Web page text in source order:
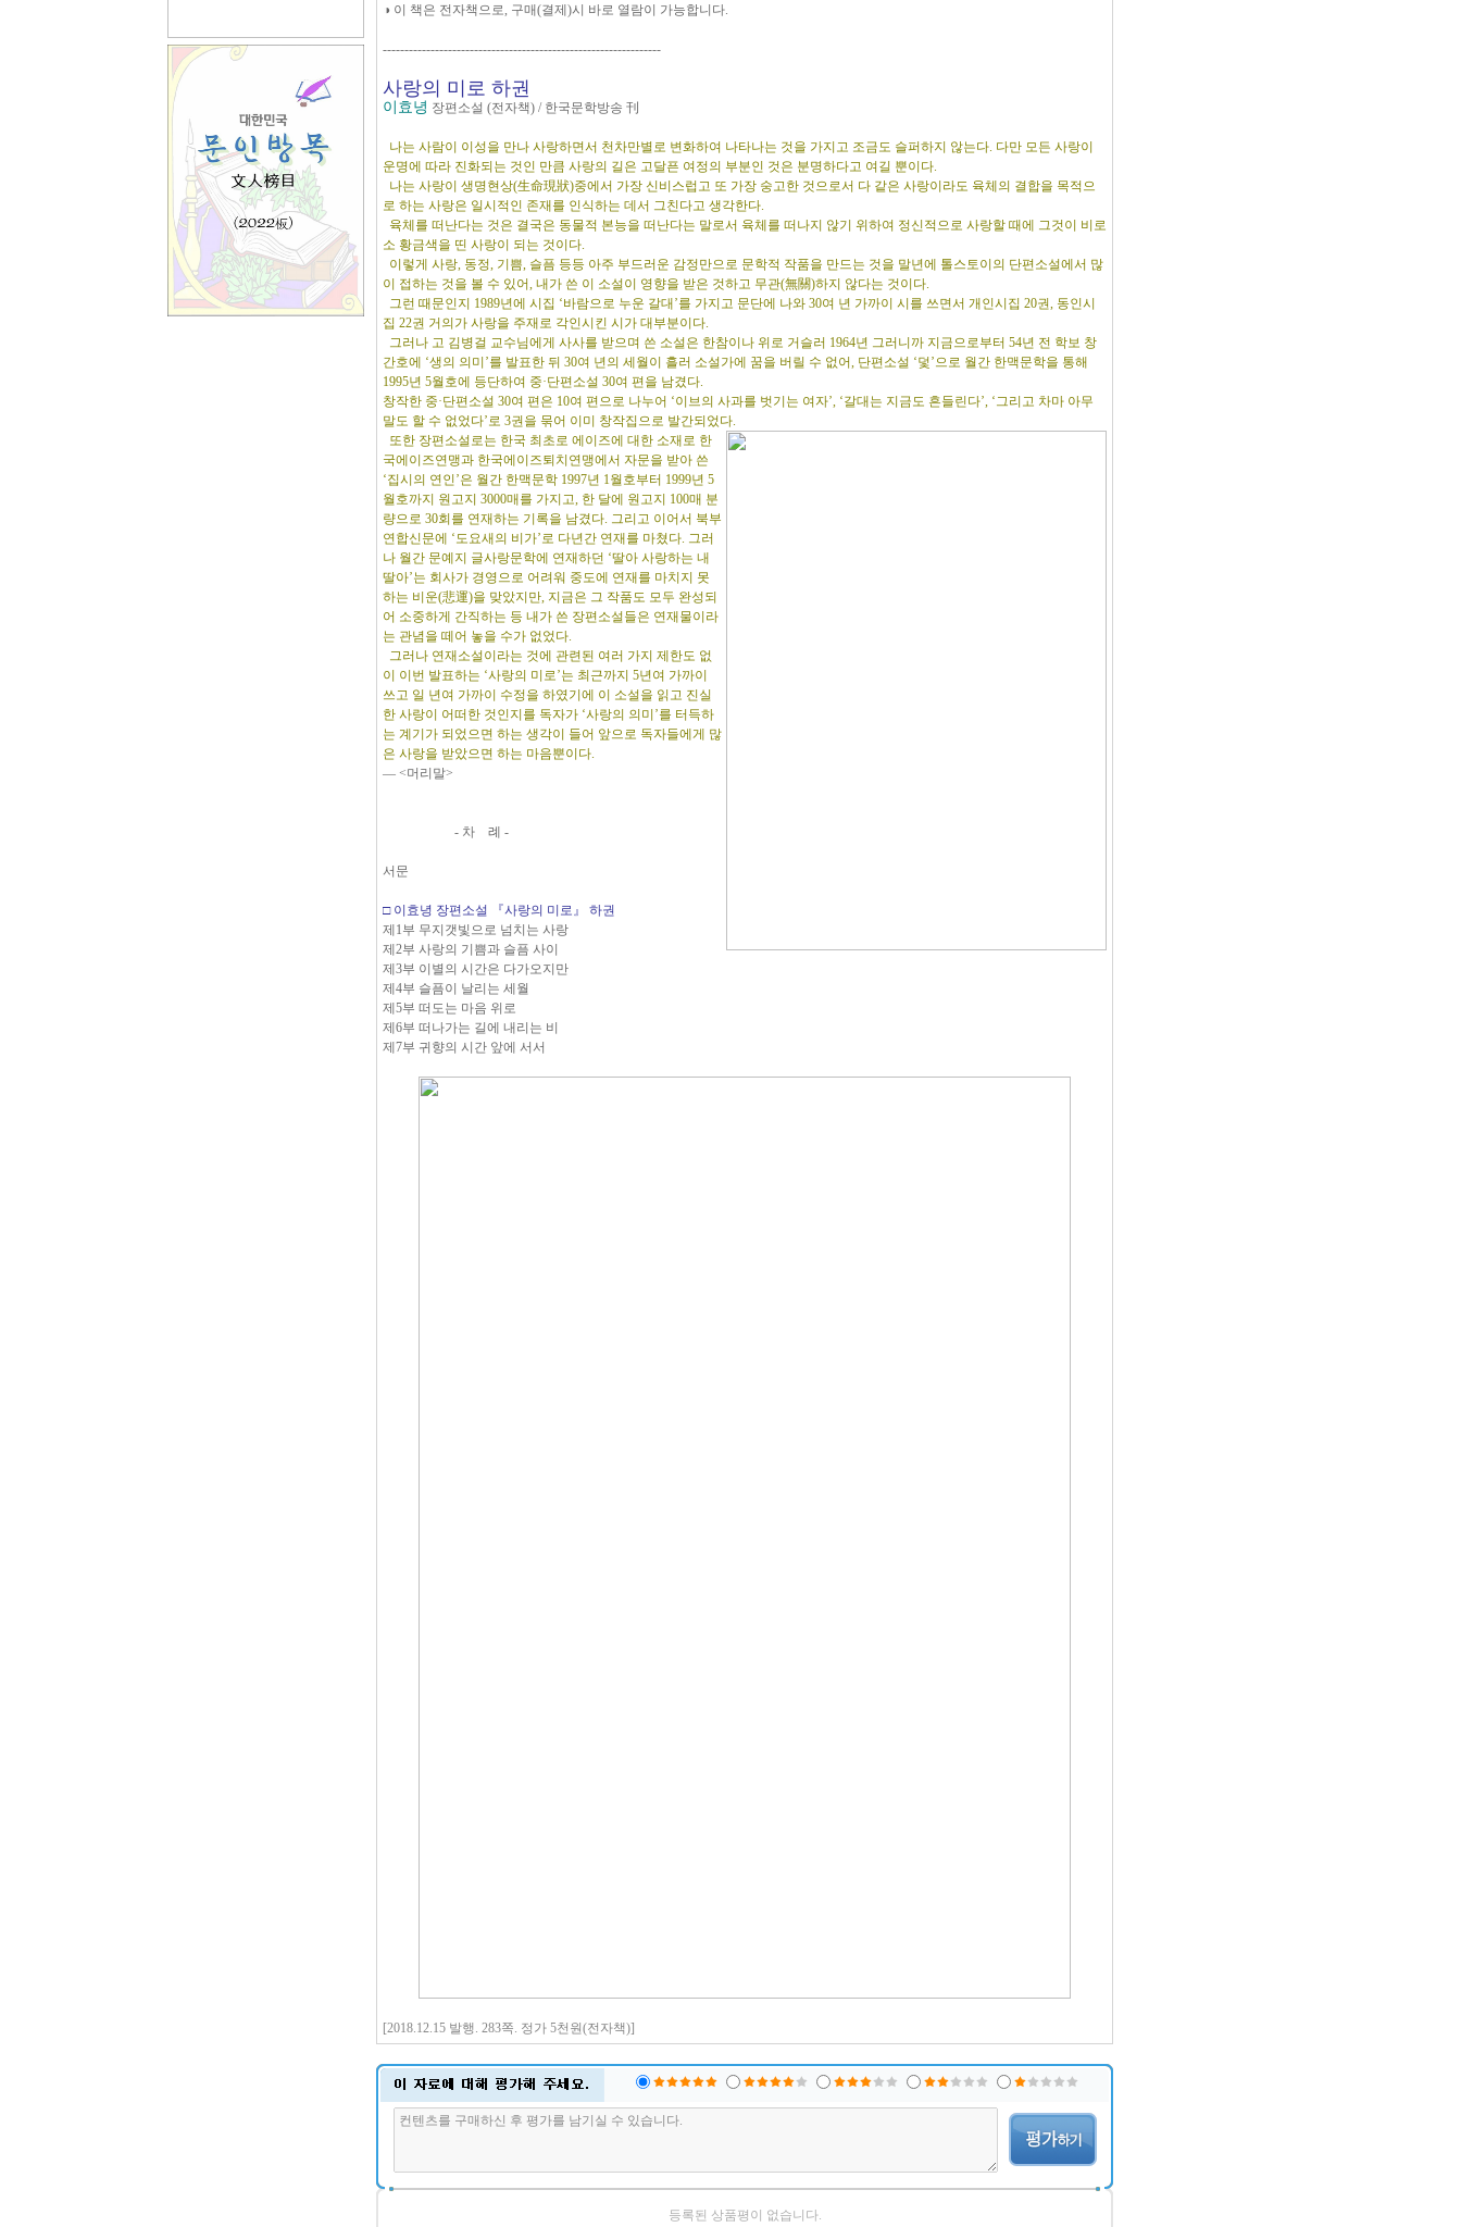
◑ 이 책은 전자책으로, 구매(결제)시 바로 열람이 가능합니다.
----------------------------------------------------------------
사랑의 미로 하권
이효녕 장편소설 (전자책) / 한국문학방송 刊
나는 사람이 이성을 만나 사랑하면서 천차만별로 변화하여 나타나는 것을 가지고 조금도 슬퍼하지 않는다. 다만 모든 사랑이
운명에 따라 진화되는 것인 만큼 사랑의 길은 고달픈 여정의 부분인 것은 분명하다고 여길 뿐이다.
나는 사랑이 생명현상(生命現狀)중에서 가장 신비스럽고 또 가장 숭고한 것으로서 다 같은 사랑이라도 육체의 결합을 목적으
로 하는 사랑은 일시적인 존재를 인식하는 데서 그친다고 생각한다.
육체를 떠난다는 것은 결국은 동물적 본능을 떠난다는 말로서 육체를 떠나지 않기 위하여 정신적으로 사랑할 때에 그것이 비로
소 황금색을 띤 사랑이 되는 것이다.
이렇게 사랑, 동정, 기쁨, 슬픔 등등 아주 부드러운 감정만으로 문학적 작품을 만드는 것을 말년에 톨스토이의 단편소설에서 많
이 접하는 것을 볼 수 있어, 내가 쓴 이 소설이 영향을 받은 것하고 무관(無關)하지 않다는 것이다.
그런 때문인지 1989년에 시집 ‘바람으로 누운 갈대’를 가지고 문단에 나와 30여 년 가까이 시를 쓰면서 개인시집 20권, 동인시
집 22권 거의가 사랑을 주재로 각인시킨 시가 대부분이다.
그러나 고 김병걸 교수님에게 사사를 받으며 쓴 소설은 한참이나 위로 거슬러 1964년 그러니까 지금으로부터 54년 전 학보 창
간호에 ‘생의 의미’를 발표한 뒤 30여 년의 세월이 흘러 소설가에 꿈을 버릴 수 없어, 단편소설 ‘덫’으로 월간 한맥문학을 통해
1995년 5월호에 등단하여 중·단편소설 30여 편을 남겼다.
창작한 중·단편소설 30여 편은 10여 편으로 나누어 ‘이브의 사과를 벗기는 여자’, ‘갈대는 지금도 흔들린다’, ‘그리고 차마 아무
말도 할 수 없었다’로 3권을 묶어 이미 창작집으로 발간되었다.
또한 장편소설로는 한국 최초로 에이즈에 대한 소재로 한
국에이즈연맹과 한국에이즈퇴치연맹에서 자문을 받아 쓴
‘집시의 연인’은 월간 한맥문학 1997년 1월호부터 1999년 5
월호까지 원고지 3000매를 가지고, 한 달에 원고지 100매 분
량으로 30회를 연재하는 기록을 남겼다. 그리고 이어서 북부
연합신문에 ‘도요새의 비가’로 다년간 연재를 마쳤다. 그러
나 월간 문예지 글사랑문학에 연재하던 ‘딸아 사랑하는 내
딸아’는 회사가 경영으로 어려워 중도에 연재를 마치지 못
하는 비운(悲運)을 맞았지만, 지금은 그 작품도 모두 완성되
어 소중하게 간직하는 등 내가 쓴 장편소설들은 연재물이라
는 관념을 떼어 놓을 수가 없었다.
그러나 연재소설이라는 것에 관련된 여러 가지 제한도 없
이 이번 발표하는 ‘사랑의 미로’는 최근까지 5년여 가까이
쓰고 일 년여 가까이 수정을 하였기에 이 소설을 읽고 진실
한 사랑이 어떠한 것인지를 독자가 ‘사랑의 의미’를 터득하
는 계기가 되었으면 하는 생각이 들어 앞으로 독자들에게 많
은 사랑을 받았으면 하는 마음뿐이다.
― <머리말>
- 차 례 -
서문
□ 이효녕 장편소설 『사랑의 미로』 하권
제1부 무지갯빛으로 넘치는 사랑
제2부 사랑의 기쁨과 슬픔 사이
제3부 이별의 시간은 다가오지만
제4부 슬픔이 날리는 세월
제5부 떠도는 마음 위로
제6부 떠나가는 길에 내리는 비
제7부 귀향의 시간 앞에 서서
[2018.12.15 발행. 283쪽. 정가 5천원(전자책)]
등록된 상품평이 없습니다.